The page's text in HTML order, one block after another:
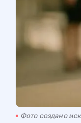
Фото создано